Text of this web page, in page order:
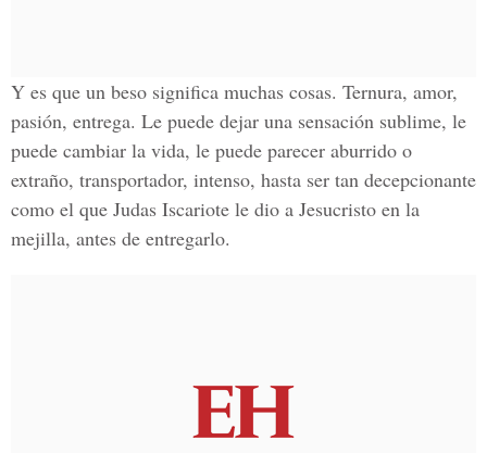
Y es que un beso significa muchas cosas. Ternura, amor,
pasión, entrega. Le puede dejar una sensación sublime, le
puede cambiar la vida, le puede parecer aburrido o
extraño, transportador, intenso, hasta ser tan decepcionante
como el que Judas Iscariote le dio a Jesucristo en la
mejilla, antes de entregarlo.